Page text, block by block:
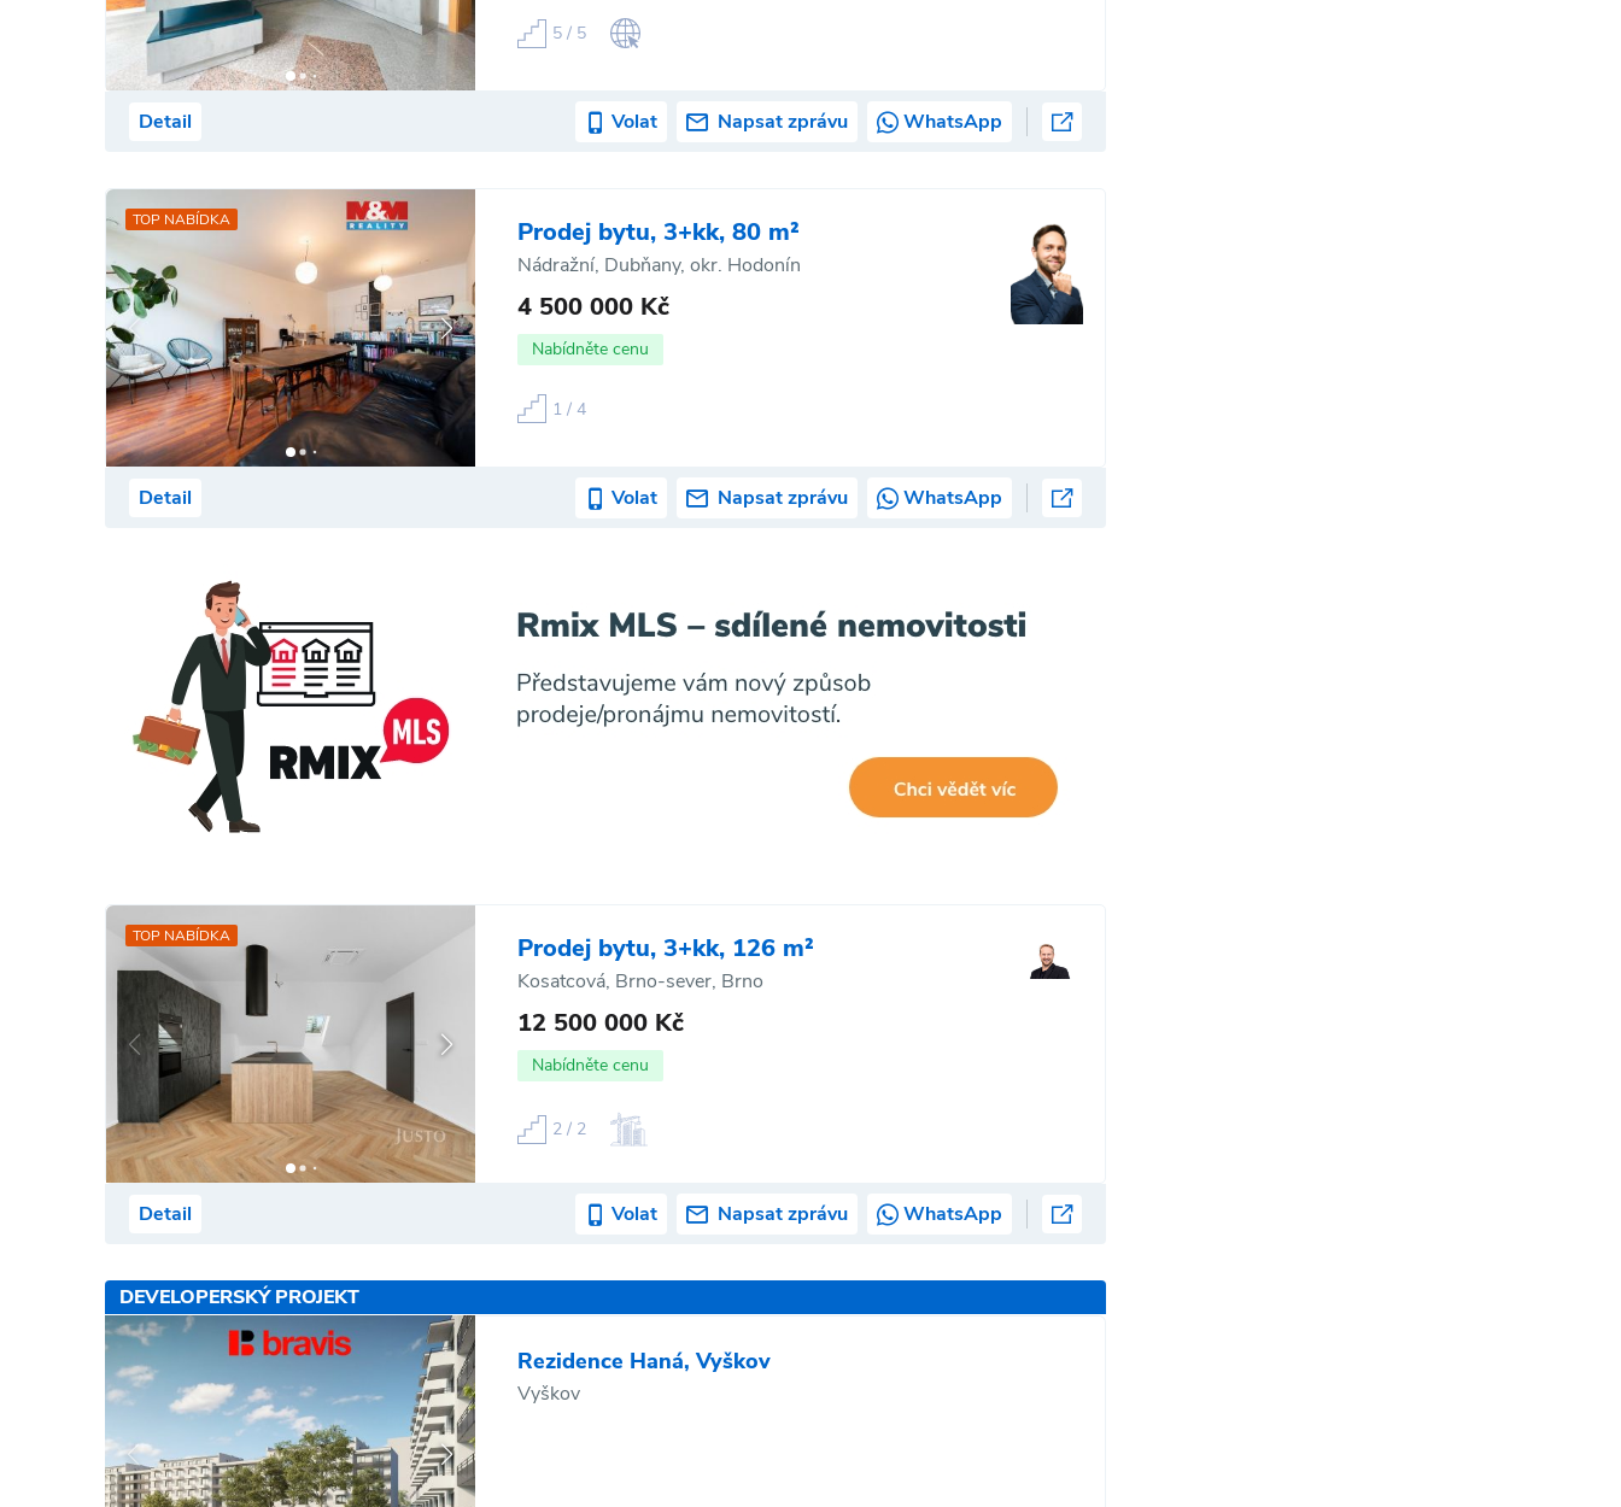
5 / 5
Detail Volat Napsat zprávu WhatsApp
TOP NABÍDKA Prodej bytu, 3+kk, 80 m²
Nádražní, Dubňany, okr. Hodonín
4 500 000 Kč
Nabídněte cenu
1 / 4
Detail Volat Napsat zprávu WhatsApp
TOP NABÍDKA Prodej bytu, 3+kk, 126 m²
Kosatcová, Brno-sever, Brno
12 500 000 Kč
Nabídněte cenu
2 / 2
Detail Volat Napsat zprávu WhatsApp
DEVELOPERSKÝ PROJEKT
Rezidence Haná, Vyškov
Vyškov